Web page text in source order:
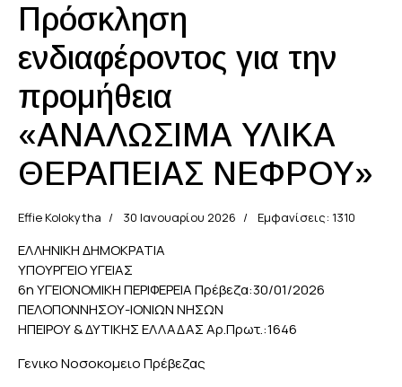
Πρόσκληση
ενδιαφέροντος για την
προμήθεια
«ΑΝΑΛΩΣΙΜΑ ΥΛΙΚΑ
ΘΕΡΑΠΕΙΑΣ ΝΕΦΡΟΥ»
Effie Kolokytha 30 Ιανουαρίου 2026 Εμφανίσεις: 1310
ΕΛΛΗΝΙΚΗ ΔΗΜΟΚΡΑΤΙΑ
ΥΠΟΥΡΓΕΙΟ ΥΓΕΙΑΣ
6η ΥΓΕΙΟΝΟΜΙΚΗ ΠΕΡΙΦΕΡΕΙΑ Πρέβεζα:30/01/2026
ΠΕΛΟΠΟΝΝΗΣΟΥ-ΙΟΝΙΩΝ ΝΗΣΩΝ
ΗΠΕΙΡΟΥ & ΔΥΤΙΚΗΣ ΕΛΛΑΔΑΣ Αρ.Πρωτ.:1646
Γενικο Νοσοκομειο Πρέβεζας